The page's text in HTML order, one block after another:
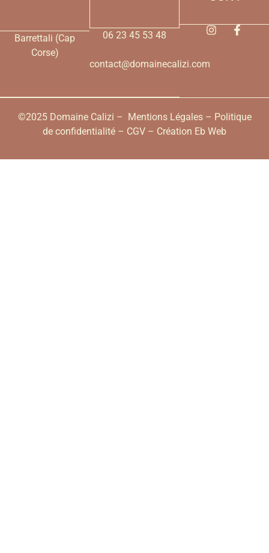
Barrettali (Cap
Corse)
06 23 45 53 48
contact@domainecalizi.com
©2025 Domaine Calizi – Mentions Légales– Politique
de confidentialité – CGV – Création Eb Web